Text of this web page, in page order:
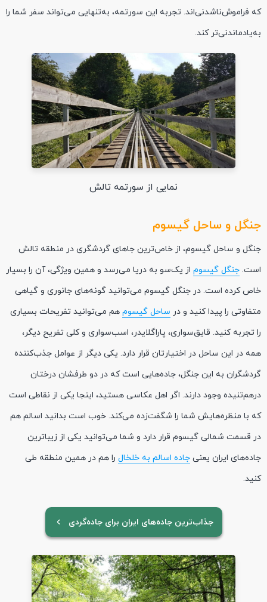
که فراموش‌ناشدنی‌اند. تجربه این سورتمه، به‌تنهایی می‌تواند سفر شما را
به‌یادماندنی‌تر کند.
نمایی از سورتمه تالش
جنگل و ساحل گیسوم
جنگل و ساحل گیسوم، از خاص‌ترین جاهای گردشگری در منطقه تالش
است. جنگل گیسوم از یک‌سو به دریا می‌رسد و همین ویژگی، آن را بسیار
خاص کرده است. در جنگل گیسوم می‌توانید گونه‌های جانوری و گیاهی
متفاوتی را پیدا کنید و در ساحل گیسوم هم می‌توانید تفریحات بسیاری
را تجربه کنید. قایق‌سواری، پاراگلایدر، اسب‌سواری و کلی تفریح دیگر،
همه در این ساحل در اختیارتان قرار دارد. یکی دیگر از عوامل جذب‌کننده
گردشگران به این جنگل، جاده‌هایی است که در دو طرفشان درختان
درهم‌تنیده وجود دارند. اگر اهل عکاسی هستید، اینجا یکی از نقاطی است
که با منظره‌هایش شما را شگفت‌زده می‌کند. خوب است بدانید اسالم هم
در قسمت شمالی گیسوم قرار دارد و شما می‌توانید یکی از زیباترین
جاده‌های ایران یعنی جاده اسالم به خلخال را هم در همین منطقه طی
کنید.
جذاب‌ترین جاده‌‌های ایران برای جاده‌گردی